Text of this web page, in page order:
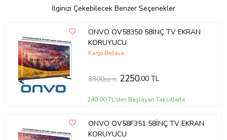
%100 şeffaflığa sahiptir. Televizyon ekranından 10 kat daha
sağlamdır . Cam gibi keskin değildir.Size ve çoçuklarınıza zarar
Ürünümüzü televizyonunuza birebir ölçüde yaptığımız için ve
tamamen şeffaf bir görünüme sahip olduğu için farkedilmez. Nemli
ve yumuşak mikrofiber bez ile kolaylıkla silebilirsiniz . Montajı kolay
ve zahmetsizdir. Servis gerekmemektedir . Ürünümüz özel
ambalajında son derece korunaklı bir şekilde gelmektedir . ''
HEROGLAS EVİNİZDEKİ KAHRAMAN '' Whatsap iletişim hattı :
05533058368
İlginizi Çekebilecek Benzer Seçenekler
ONVO OV58350 58İNÇ TV EKRAN
KORUYUCU
Kargo Bedava
3300,00 TL 2250,00 TL
240,00 TL'den Başlayan Taksitlerle
ONVO OV58F351 58İNÇ TV EKRAN
KORUYUCU